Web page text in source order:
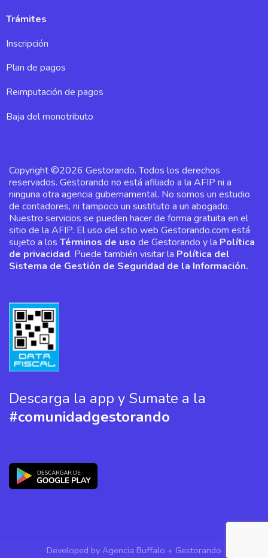
Trámites
Inscripción
Plan de pagos
Reimputación de pagos
Baja del monotributo
Copyright ©2026 Gestorando. Todos los derechos
reservados. Gestorando no está afiliado a la AFIP ni a
ninguna otra agencia gubernamental. No somos un estudio
de contadores, ni tampoco un sustituto a un abogado.
Nuestro servicios se pueden hacer de forma gratuita en el
sitio de la AFIP. El uso del sitio web Gestorando.com está
sujeto a los Términos de uso de Gestorando y la Política
de privacidad. Puede también visitar la Política del
Sistema de Gestión de Seguridad de la Información.
Descarga la app y Sumate a la
#comunidadgestorando
Developed by Agencia Buffalo + Gestorando